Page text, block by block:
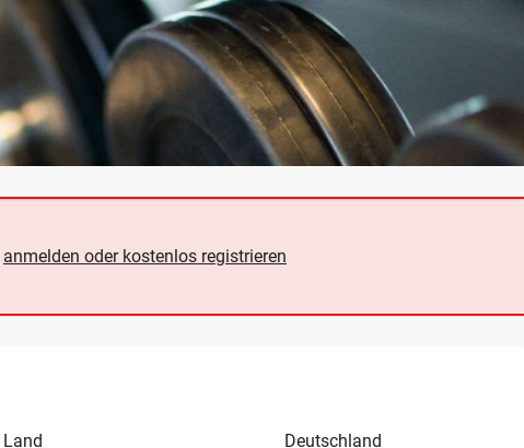
anmelden oder kostenlos registrieren
Land
Deutschland